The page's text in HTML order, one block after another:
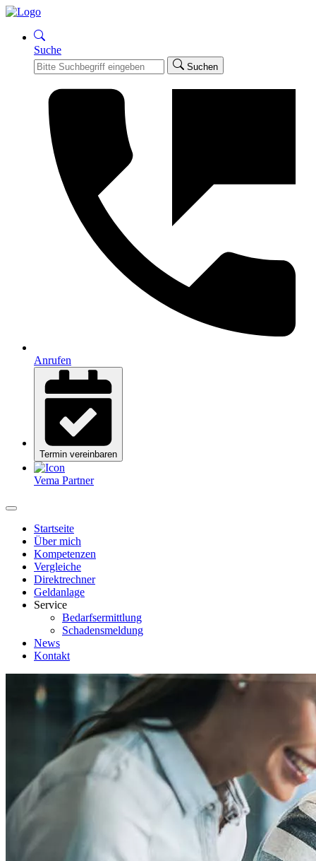
Suche
Suchen
Anrufen
Termin vereinbaren
Vema Partner
Startseite
Über mich
Kompetenzen
Vergleiche
Direktrechner
Geldanlage
Service
Bedarfsermittlung
Schadensmeldung
News
Kontakt